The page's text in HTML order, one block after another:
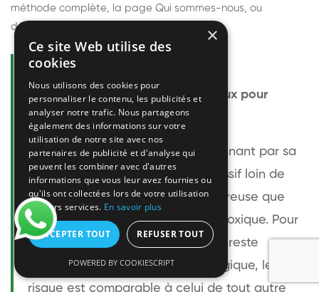
méthode complète, la page Qui sommes-nous, ou
découvrir
Questions fréquentes
Le frelon européen est-il dangereux pour
l'homme ?
Le frelon européen est impressionnant par sa
taille mais relativement peu agressif loin de
son nid. Sa piqûre est plus douloureuse que
celle d'une guêpe sans être plus toxique. Pour
une personne non allergique, elle reste
bénigne. Pour une personne allergique, le
risque est comparable à celui de tout autre
×
Ce site Web utilise des
cookies
Nous utilisons des cookies pour
personnaliser le contenu, les publicités et
analyser notre trafic. Nous partageons
également des informations sur votre
utilisation de notre site avec nos
partenaires de publicité et d'analyse qui
peuvent les combiner avec d'autres
informations que vous leur avez fournies ou
qu'ils ont collectées lors de votre utilisation
de leurs services. En savoir plus
ACCEPTER TOUT REFUSER TOUT
POWERED BY COOKIESCRIPT